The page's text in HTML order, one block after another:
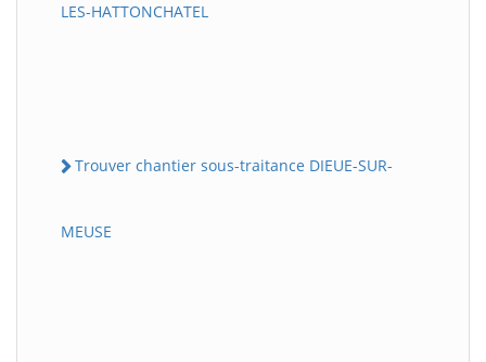
LES-HATTONCHATEL
Trouver chantier sous-traitance DIEUE-SUR-
MEUSE